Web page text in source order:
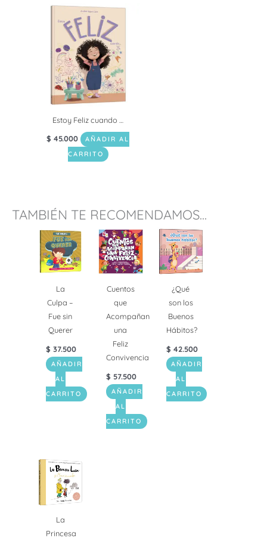
Estoy Feliz cuando …
$ 45.000
AÑADIR AL
CARRITO
TAMBIÉN TE RECOMENDAMOS...
La
Culpa –
Fue sin
Querer
$ 37.500
AÑADIR
AL
CARRITO
Cuentos
que
Acompañan
una
Feliz
Convivencia
$ 57.500
AÑADIR
AL
CARRITO
¿Qué
son los
Buenos
Hábitos?
$ 42.500
AÑADIR
AL
CARRITO
La
Princesa